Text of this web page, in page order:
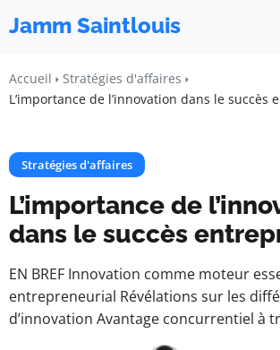
Jamm Saintlouis
Accueil
Stratégies d'affaires
L’importance de l’innovation dans le succès
Stratégies d'affaires
L’importance de
dans le succès
EN BREF Innovation comme moteur
entrepreneurial Révélations sur les
d’innovation Avantage concurrentiel à